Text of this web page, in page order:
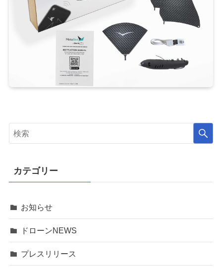
カテゴリー
お知らせ
ドローンNEWS
プレスリリース